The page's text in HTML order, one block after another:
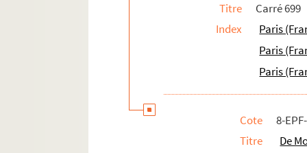
Titre
Carré 699
Index
Paris
Paris
Paris
Cote
8-
Titre
De